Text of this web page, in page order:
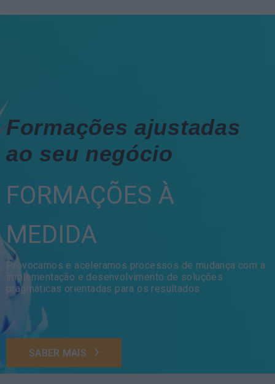
Formações ajustadas
ao seu negócio
FORMAÇÕES À
MEDIDA
Provocamos e aceleramos processos de mudança com a
implementação e desenvolvimento de soluções
pragmáticas orientadas para os resultados
SABER MAIS